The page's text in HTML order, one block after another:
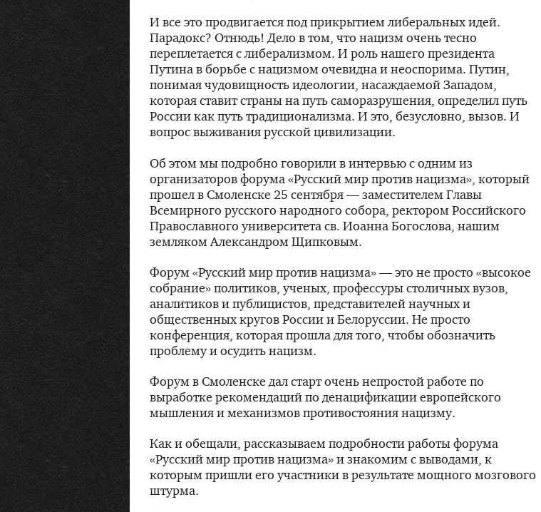
И все это продвигается под прикрытием либеральных идей.
Парадокс? Отнюдь! Дело в том, что нацизм очень тесно
переплетается с либерализмом. И роль нашего президента
Путина в борьбе с нацизмом очевидна и неоспорима. Путин,
понимая чудовищность идеологии, насаждаемой Западом,
которая ставит страны на путь саморазрушения, определил путь
России как путь традиционализма. И это, безусловно, вызов. И
вопрос выживания русской цивилизации.
Об этом мы подробно говорили в интервью с одним из
организаторов форума «Русский мир против нацизма», который
прошел в Смоленске 25 сентября — заместителем Главы
Всемирного русского народного собора, ректором Российского
Православного университета св. Иоанна Богослова, нашим
земляком Александром Щипковым.
Форум «Русский мир против нацизма» — это не просто «высокое
собрание» политиков, ученых, профессуры столичных вузов,
аналитиков и публицистов, представителей научных и
общественных кругов России и Белоруссии. Не просто
конференция, которая прошла для того, чтобы обозначить
проблему и осудить нацизм.
Форум в Смоленске дал старт очень непростой работе по
выработке рекомендаций по денацификации европейского
мышления и механизмов противостояния нацизму.
Как и обещали, рассказываем подробности работы форума
«Русский мир против нацизма» и знакомим с выводами, к
которым пришли его участники в результате мощного мозгового
штурма.